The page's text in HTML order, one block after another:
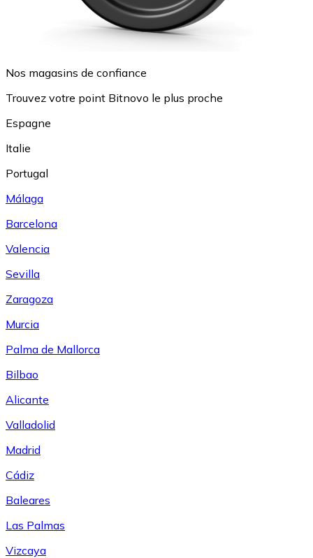
Nos magasins de confiance
Trouvez votre point Bitnovo le plus proche
Espagne
Italie
Portugal
Málaga
Barcelona
Valencia
Sevilla
Zaragoza
Murcia
Palma de Mallorca
Bilbao
Alicante
Valladolid
Madrid
Cádiz
Baleares
Las Palmas
Vizcaya